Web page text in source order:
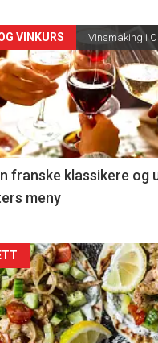
VINKURS Vinsmaking i
franske klassikere og
meny